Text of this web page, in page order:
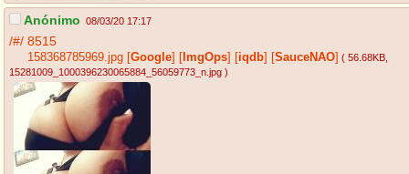
Anónimo 08/03/20 17:17
/#/ 8515
158368785969.jpg [Google] [ ImgOps] [iqdb] [SauceNAO] ( 56.68KB
15281009_1000396230065884_56059773_n.jpg )